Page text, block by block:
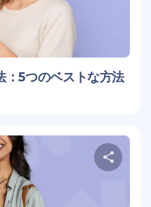
ツイッ
：5つのベストな方法